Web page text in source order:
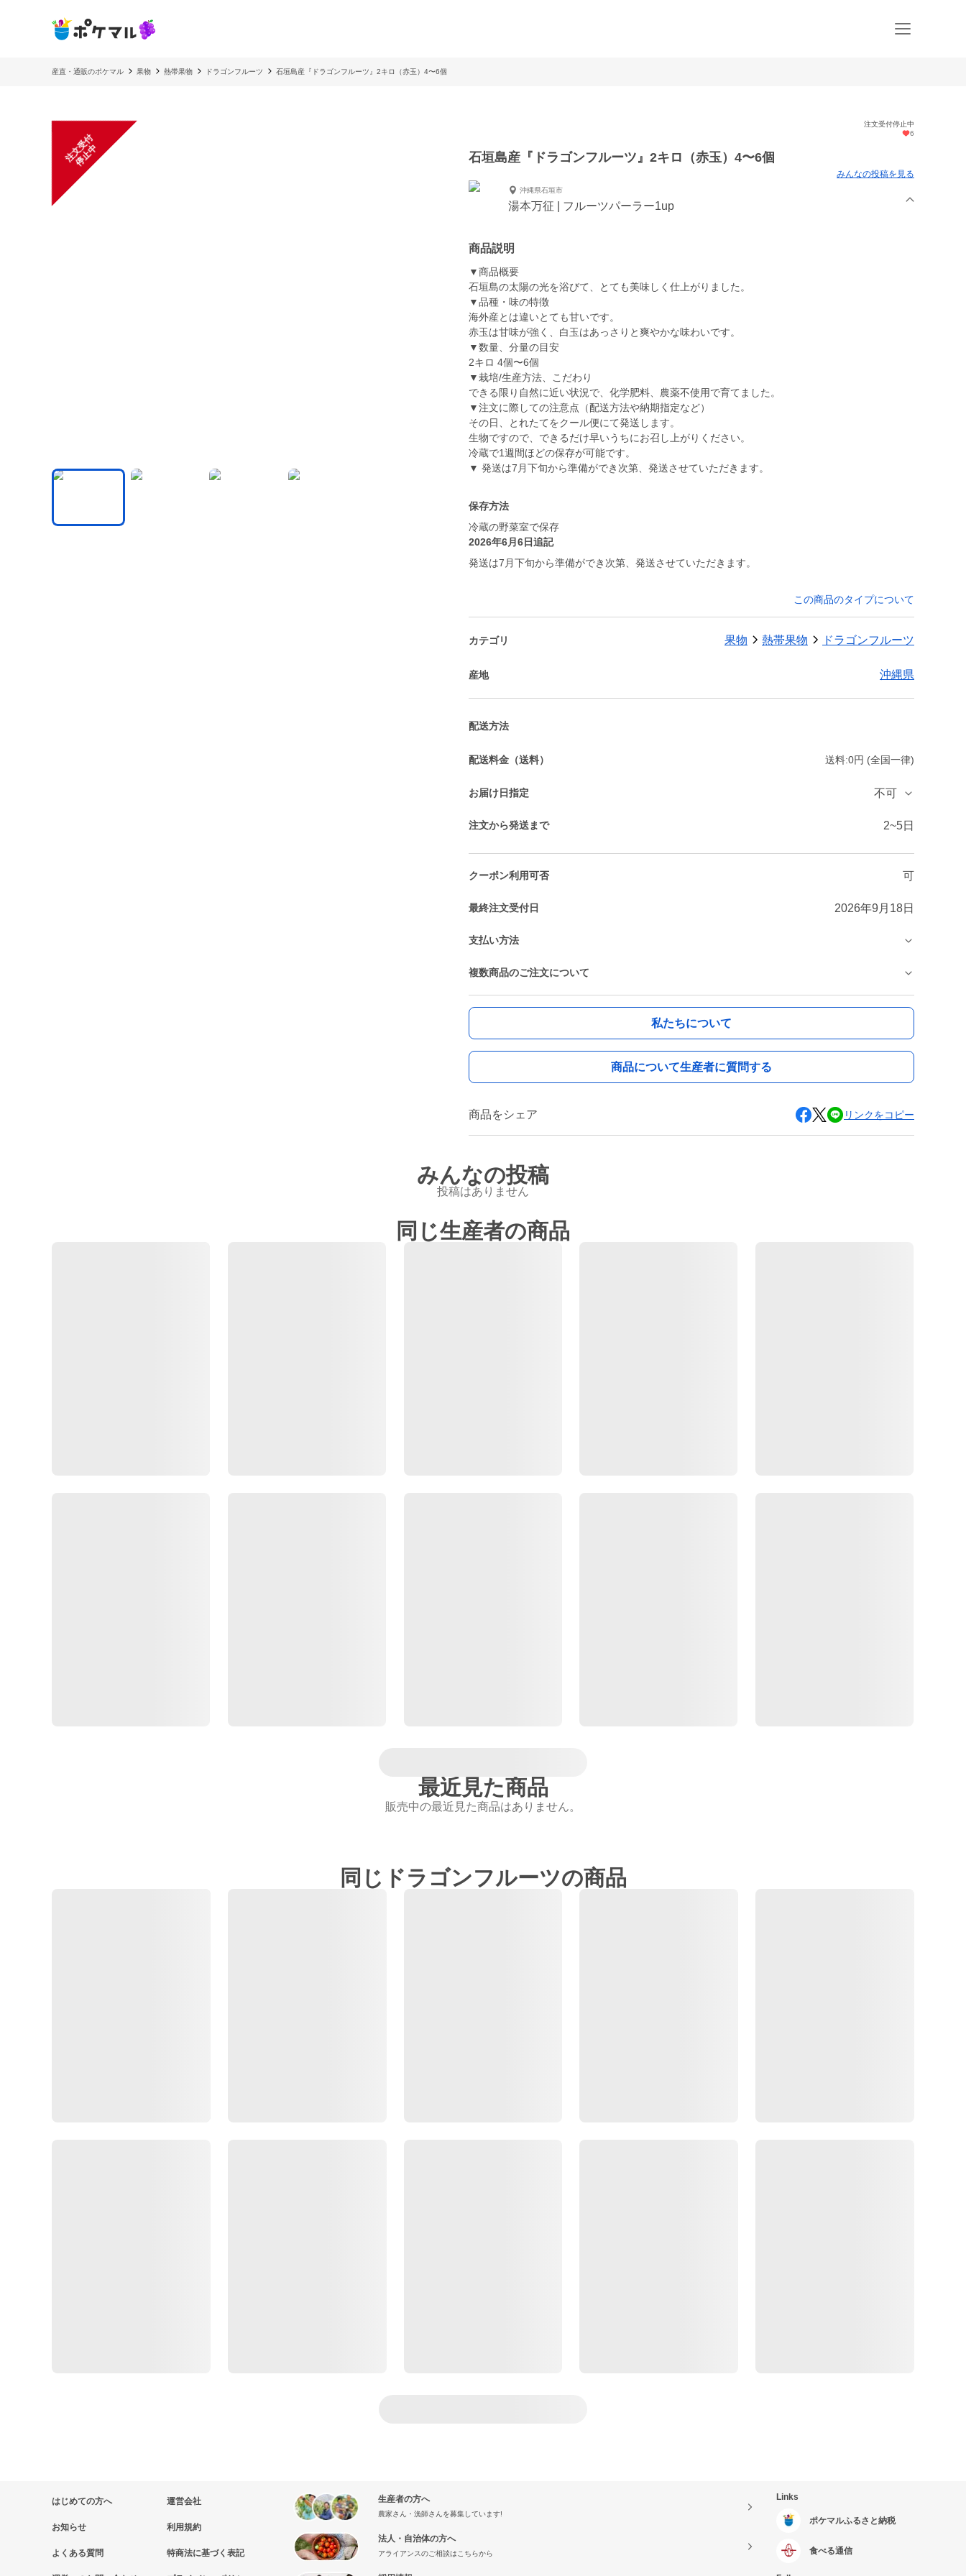
産直・通販のポケマル 果物 熱帯果物 ドラゴンフルーツ 石垣島産『ドラゴンフルーツ』2キロ（赤玉）4〜6個
注
文
受
付
停
止
中
注文受付停止中
6
石垣島産『ドラゴンフルーツ』2キロ（赤玉）4〜6個
みんなの投稿を見る
沖縄県石垣市
湯本万征 | フルーツパーラー1up
商品説明
▼商品概要
石垣島の太陽の光を浴びて、とても美味しく仕上がりました。
▼品種・味の特徴
海外産とは違いとても甘いです。
赤玉は甘味が強く、白玉はあっさりと爽やかな味わいです。
▼数量、分量の目安
2キロ 4個〜6個
▼栽培/生産方法、こだわり
できる限り自然に近い状況で、化学肥料、農薬不使用で育てました。
▼注文に際しての注意点（配送方法や納期指定など）
その日、とれたてをクール便にて発送します。
生物ですので、できるだけ早いうちにお召し上がりください。
冷蔵で1週間ほどの保存が可能です。
▼ 発送は7月下旬から準備ができ次第、発送させていただきます。
保存方法
冷蔵の野菜室で保存
2026年6月6日追記
発送は7月下旬から準備ができ次第、発送させていただきます。
この商品のタイプについて
カテゴリ 果物 熱帯果物 ドラゴンフルーツ
産地 沖縄県
配送方法
配送料金（送料） 送料:0円 (全国一律)
お届け日指定 不可
注文から発送まで 2~5日
クーポン利用可否 可
最終注文受付日 2026年9月18日
支払い方法
複数商品のご注文について
私たちについて
商品について生産者に質問する
商品をシェア リンクをコピー
みんなの投稿
投稿はありません
同じ生産者の商品
最近見た商品
販売中の最近見た商品はありません。
同じドラゴンフルーツの商品
はじめての方へ
お知らせ
よくある質問
運営会社
利用規約
特商法に基づく表記
生産者の方へ
農家さん・漁師さんを募集しています!
法人・自治体の方へ
アライアンスのご相談はこちらから
Links
ポケマルふるさと納税
食べる通信